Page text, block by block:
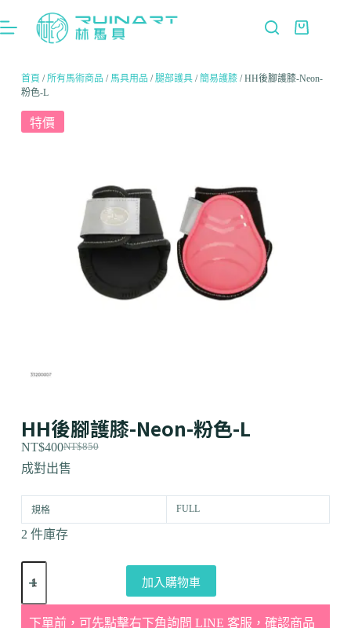
首頁 /所有馬術商品 / 馬具用品 /腿部護具/簡易護膝/ HH後腳護膝-Neon-
粉色-L
特價
HH後腳護膝-Neon-粉色-L
NT$850
NT$400
成對出售
規格 FULL
2 件庫存
加入購物車
下單前，可先點擊右下角詢問 LINE 客服，確認商品